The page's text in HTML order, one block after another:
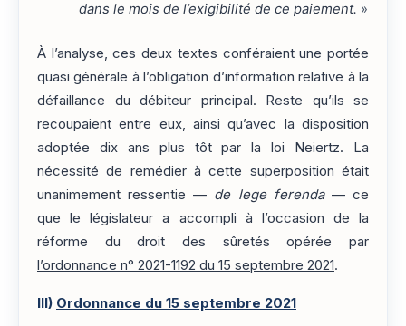
dans le mois de l’exigibilité de ce paiement. »
À l’analyse, ces deux textes conféraient une portée
quasi générale à l’obligation d’information relative à la
défaillance du débiteur principal. Reste qu’ils se
recoupaient entre eux, ainsi qu’avec la disposition
adoptée dix ans plus tôt par la loi Neiertz. La
nécessité de remédier à cette superposition était
unanimement ressentie — de lege ferenda— ce
que le législateur a accompli à l’occasion de la
réforme du droit des sûretés opérée par
l’ordonnance n° 2021-1192 du 15 septembre 2021.
III) Ordonnance du 15 septembre 2021